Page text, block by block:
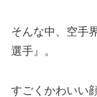
そんな中、空手
選手』。
すごくかわいい